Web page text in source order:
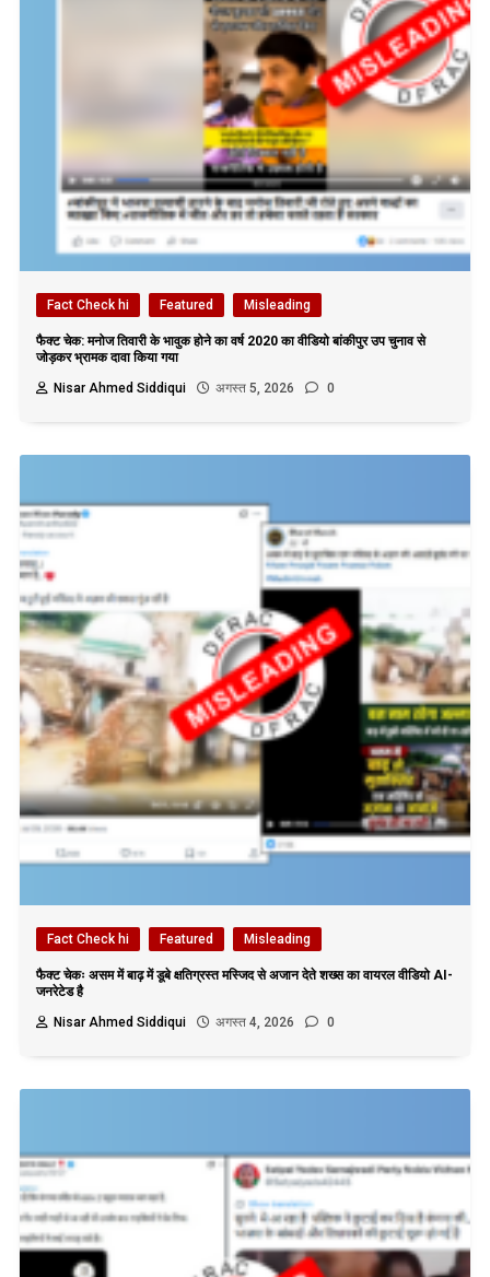
Fact Check hi Featured Misleading
फैक्ट चेक: मनोज तिवारी के भावुक होने का वर्ष 2020 का वीडियो बांकीपुर उप चुनाव से
जोड़कर भ्रामक दावा किया गया
Nisar Ahmed Siddiqui
अगस्त 5, 2026 0
Fact Check hi Featured Misleading
फैक्ट चेकः असम में बाढ़ में डूबे क्षतिग्रस्त मस्जिद से अजान देते शख्स का वायरल वीडियो AI-
जनरेटेड है
Nisar Ahmed Siddiqui
अगस्त 4, 2026 0